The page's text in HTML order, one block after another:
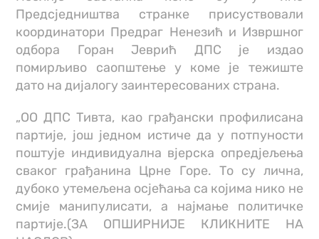
Предсједништва странке присуствовали
координатори Предраг Ненезић и Извршног
одбора Горан Јеврић ДПС је издао
помирљиво саопштење у коме је тежиште
дато на дијалогу заинтересованих страна.
„ОО ДПС Тивта, као грађански профилисана
партије, још једном истиче да у потпуности
поштује индивидуална вјерска опредјељења
сваког грађанина Црне Горе. То су лична,
дубоко утемељена осјећања са којима нико не
смије манипулисати, а најмање политичке
партије.(ЗА ОПШИРНИЈЕ КЛИКНИТЕ НА